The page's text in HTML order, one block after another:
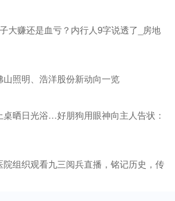
大赚还是血亏？内行人9字说透了_房地
照明、浩洋股份新动向一览
桌晒日光浴…好朋狗用眼神向主人告状：
组织观看九三阅兵直播，铭记历史，传